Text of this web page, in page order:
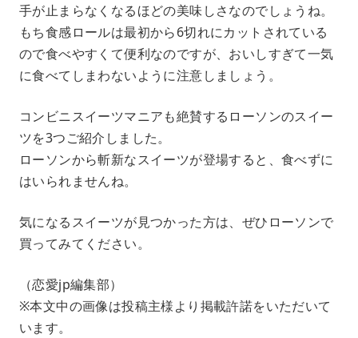
手が止まらなくなるほどの美味しさなのでしょうね。
もち食感ロールは最初から6切れにカットされている
ので食べやすくて便利なのですが、おいしすぎて一気
に食べてしまわないように注意しましょう。
コンビニスイーツマニアも絶賛するローソンのスイー
ツを3つご紹介しました。
ローソンから斬新なスイーツが登場すると、食べずに
はいられませんね。
気になるスイーツが見つかった方は、ぜひローソンで
買ってみてください。
（恋愛jp編集部）
※本文中の画像は投稿主様より掲載許諾をいただいて
います。